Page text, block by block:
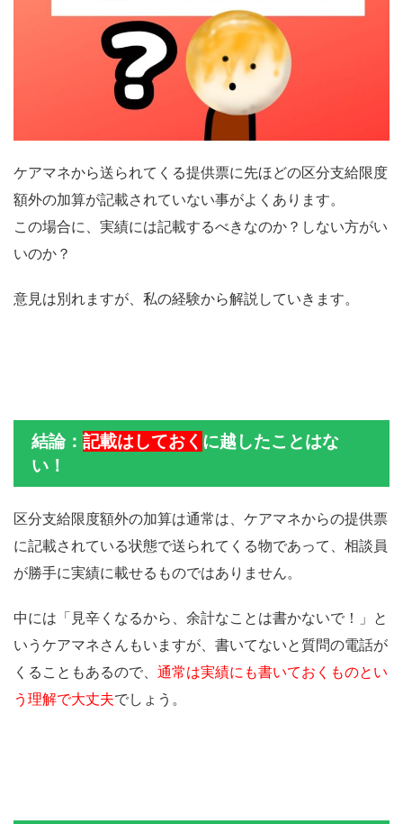
ケアマネから送られてくる提供票に先ほどの区分支給限度
額外の加算が記載されていない事がよくあります。
この場合に、実績には記載するべきなのか？しない方がい
いのか？
意見は別れますが、私の経験から解説していきます。
結論： 記載はしておく に越したことはな
い！
区分支給限度額外の加算は通常は、ケアマネからの提供票
に記載されている状態で送られてくる物であって、相談員
が勝手に実績に載せるものではありません。
中には「見辛くなるから、余計なことは書かないで！」と
いうケアマネさんもいますが、書いてないと質問の電話が
くることもあるので、 通常は実績にも書いておくものとい
う理解で大丈夫でしょう。